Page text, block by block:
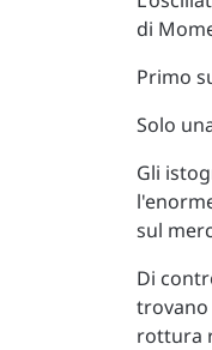
di
Primo
Solo
Gli
sul
Di
trovano
rottura